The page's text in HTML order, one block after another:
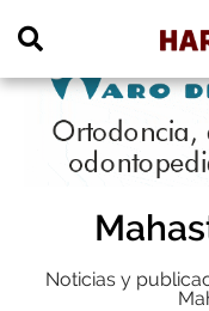
Noticias y